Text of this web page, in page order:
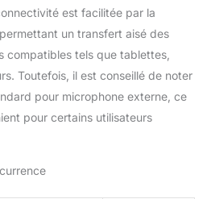
multi-angle. Selon les
vue, vous pouvez
basculer de manière
flexible entre différents
angles de vue. Avec le
timelapse 8K, capturez le
flux du temps, par
du jour à la nuit. Avec le
ralenti 16x, vous pouvez
est facilitée par la
un transfert aisé des
compatibles tels que tablettes,
Toutefois, il est conseillé de noter
pour microphone externe, ce
pour certains utilisateurs